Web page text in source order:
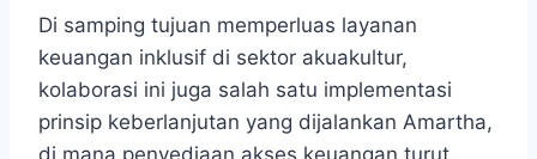
Di samping tujuan memperluas layanan
keuangan inklusif di sektor akuakultur,
kolaborasi ini juga salah satu implementasi
prinsip keberlanjutan yang dijalankan Amartha,